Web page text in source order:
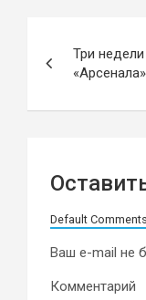
по
записям
Три
Default
Ваш e-mail не
Комментарий